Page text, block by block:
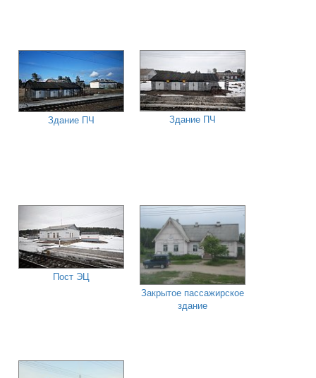
Здание ПЧ Здание ПЧ
Пост ЭЦ
Закрытое пассажирское
здание